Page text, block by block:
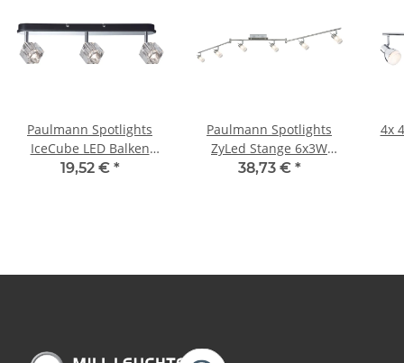
Paulmann Spotlights
IceCube LED Balken
3x3W Chrom 230V
19,52 € *
Paulmann Spotlights
ZyLed Stange 6x3W
Eisen gebürstet
38,73 € *
4x 4,6W